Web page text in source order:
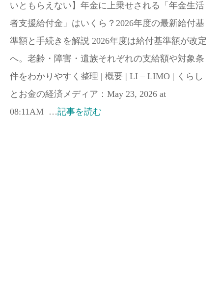
いともらえない】年金に上乗せされる「年金生活
者支援給付金」はいくら？2026年度の最新給付基
準額と手続きを解説 2026年度は給付基準額が改定
へ。老齢・障害・遺族それぞれの支給額や対象条
件をわかりやすく整理 | 概要 | LI – LIMO | くらし
とお金の経済メディア：May 23, 2026 at
08:11AM …記事を読む